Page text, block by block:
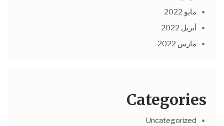
مايو 2022
أبريل 2022
مارس 2022
Categories
Uncategorized